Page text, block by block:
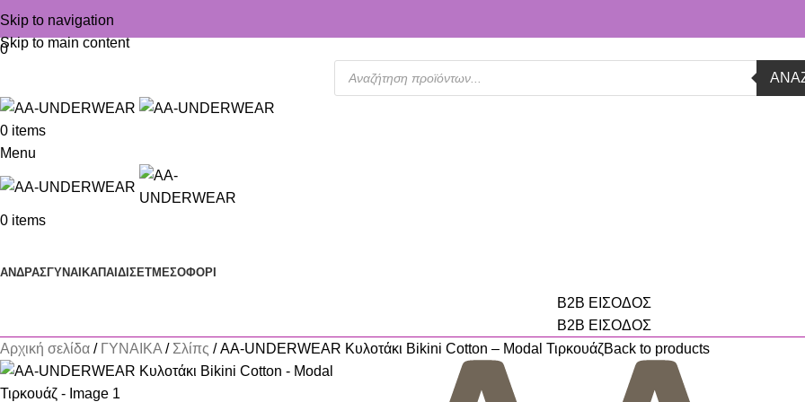
Skip to navigation
Skip to main content
0
0 items
Menu
0 items
ΑΝΔΡΑΣΓΥΝΑΙΚΑΠΑΙΔΙ ΣΕΤΜΕΣΟΦΟΡΙ
B2B ΕΙΣΟΔΟΣ
B2B ΕΙΣΟΔΟΣ
Αρχική σελίδα
ΓΥΝΑΙΚΑ Σλίπς AA-UNDERWEAR Κυλοτάκι Bikini Cotton – Modal ΤιρκουάζBack to products